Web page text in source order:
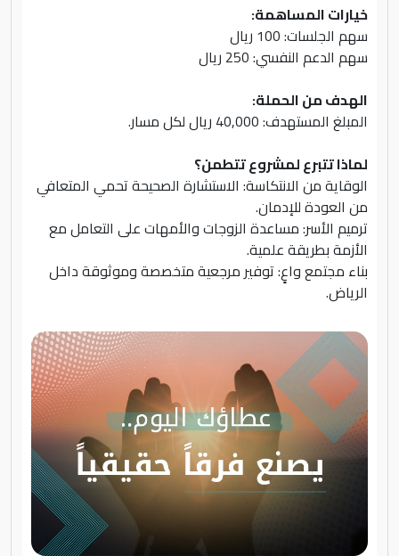
خيارات المساهمة:
سهم الجلسات: 100 ريال
سهم الدعم النفسي: 250 ريال
الهدف من الحملة:
المبلغ المستهدف: 40,000 ريال لكل مسار.
لماذا تتبرع لمشروع تتطمن؟
الوقاية من الانتكاسة: الاستشارة الصحيحة تحمي المتعافي
من العودة للإدمان.
ترميم الأسر: مساعدة الزوجات والأمهات على التعامل مع
الأزمة بطريقة علمية.
بناء مجتمع واعٍ: توفير مرجعية متخصصة وموثوقة داخل
الرياض.